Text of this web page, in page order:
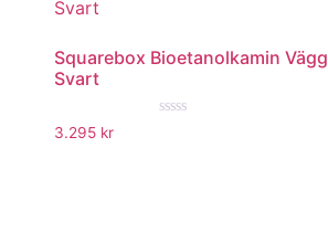
Squarebox Bioetanolkamin Vägg
Svart
3.295 kr